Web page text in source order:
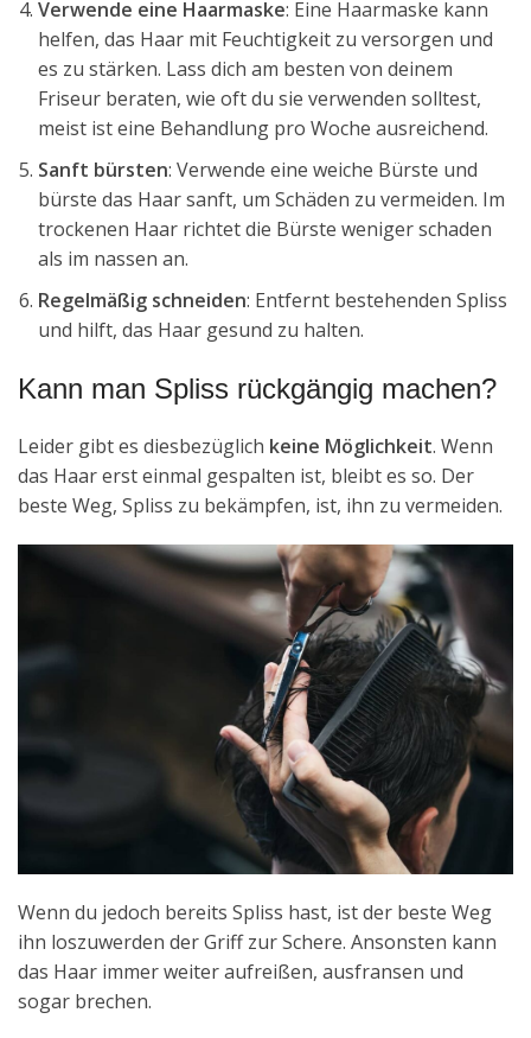
Verwende eine Haarmaske: Eine Haarmaske kann
helfen, das Haar mit Feuchtigkeit zu versorgen und
es zu stärken. Lass dich am besten von deinem
Friseur beraten, wie oft du sie verwenden solltest,
meist ist eine Behandlung pro Woche ausreichend.
Sanft bürsten: Verwende eine weiche Bürste und
bürste das Haar sanft, um Schäden zu vermeiden. Im
trockenen Haar richtet die Bürste weniger schaden
als im nassen an.
Regelmäßig schneiden: Entfernt bestehenden Spliss
und hilft, das Haar gesund zu halten.
Kann man Spliss rückgängig machen?
Leider gibt es diesbezüglich keine Möglichkeit. Wenn
das Haar erst einmal gespalten ist, bleibt es so. Der
beste Weg, Spliss zu bekämpfen, ist, ihn zu vermeiden.
Wenn du jedoch bereits Spliss hast, ist der beste Weg
ihn loszuwerden der Griff zur Schere. Ansonsten kann
das Haar immer weiter aufreißen, ausfransen und
sogar brechen.